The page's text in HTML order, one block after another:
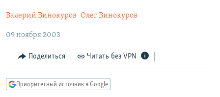
Вернутся
навигации
Вернутся
поиску
МНЕНИЯ
КУЛЬТУРА
IDEL.РЕАЛИИ
СЕВЕР.РЕАЛИИ
Валерий Винокуров Олег Винокуров
09 ноября 2003
Поделиться Читать без VPN
Приоритетный источник в Google